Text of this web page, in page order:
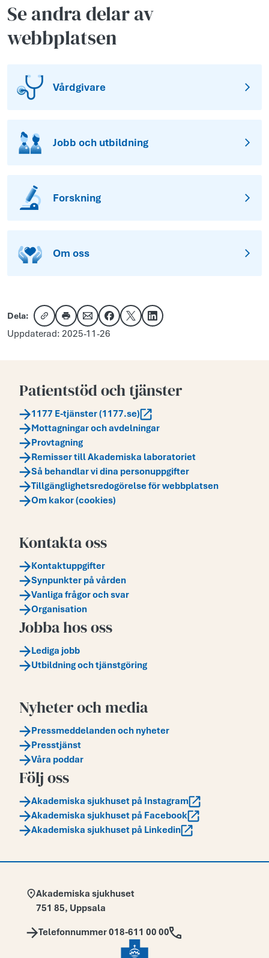
Se andra delar av
webbplatsen
Vårdgivare
Jobb och utbildning
Forskning
Om oss
Dela:
Kopiera länk
Skriv utDela via e-post
Dela på Facebook
Dela på XDela på LinkedIn
Uppdaterad: 2025-11-26
Patientstöd och tjänster
1177 E-tjänster (1177.se)
Mottagningar och avdelningar
Provtagning
Remisser till Akademiska laboratoriet
Så behandlar vi dina personuppgifter
Tillgänglighetsredogörelse för webbplatsen
Om kakor (cookies)
Kontakta oss
Kontaktuppgifter
Synpunkter på vården
Vanliga frågor och svar
Organisation
Jobba hos oss
Lediga jobb
Utbildning och tjänstgöring
Nyheter och media
Pressmeddelanden och nyheter
Presstjänst
Våra poddar
Följ oss
Akademiska sjukhuset på Instagram
Akademiska sjukhuset på Facebook
Akademiska sjukhuset på Linkedin
Adress:
Akademiska sjukhuset
751 85, Uppsala
Telefon:
Telefonnummer 018-611 00 00